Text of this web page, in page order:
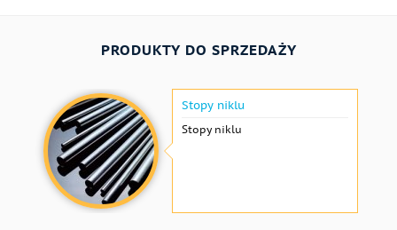
PRODUKTY DO SPRZEDAŻY
Stopy niklu
Stopy niklu